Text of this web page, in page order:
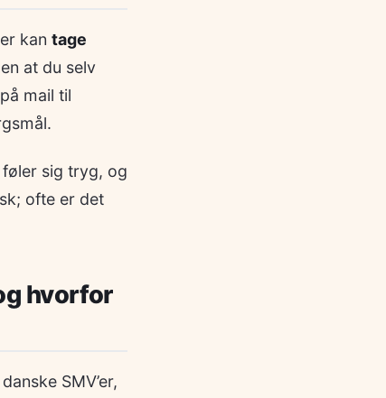
kan tage
at du selv
mail til
sig tryg, og
ofte er det
hvorfor
SMV’er,